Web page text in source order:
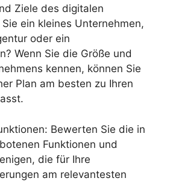
Ziele des digitalen
ein kleines Unternehmen,
oder ein
Wenn Sie die Größe und
kennen, können Sie
Plan am besten zu Ihren
Bewerten Sie die in
Funktionen und
die für Ihre
am relevantesten